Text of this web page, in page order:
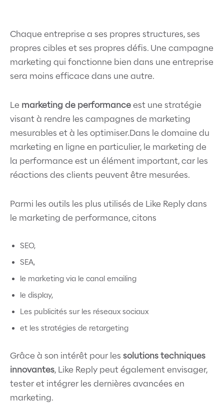
Chaque entreprise a ses propres structures, ses
propres cibles et ses propres défis. Une campagne
marketing qui fonctionne bien dans une entreprise
sera moins efficace dans une autre.
Le marketing de performanceest une stratégie
visant à rendre les campagnes de marketing
mesurables et à les optimiser.Dans le domaine du
marketing en ligne en particulier, le marketing de
la performance est un élément important, car les
réactions des clients peuvent être mesurées.
Parmi les outils les plus utilisés de Like Reply dans
le marketing de performance, citons
SEO,
SEA,
le marketing via le canal emailing
le display,
Les publicités sur les réseaux sociaux
et les stratégies de retargeting
Grâce à son intérêt pour les solutions techniques
innovantes, Like Reply peut également envisager,
tester et intégrer les dernières avancées en
marketing.